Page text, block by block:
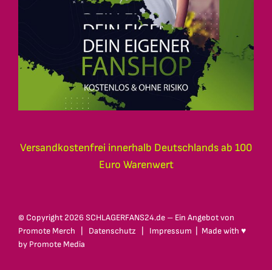
Versandkostenfrei innerhalb Deutschlands ab 100
Euro Warenwert
© Copyright 2026 SCHLAGERFANS24.de – Ein Angebot von
Promote Merch
Datenschutz Impressum | Made with ♥
by Promote Media